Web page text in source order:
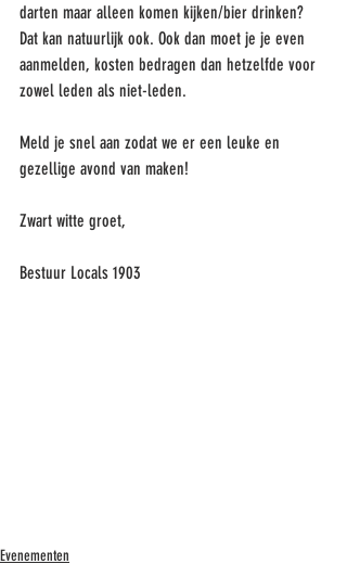
darten maar alleen komen kijken/bier drinken?
Dat kan natuurlijk ook. Ook dan moet je je even
aanmelden, kosten bedragen dan hetzelfde voor
zowel leden als niet-leden.
Meld je snel aan zodat we er een leuke en
gezellige avond van maken!
Zwart witte groet,
Bestuur Locals 1903
Evenementen